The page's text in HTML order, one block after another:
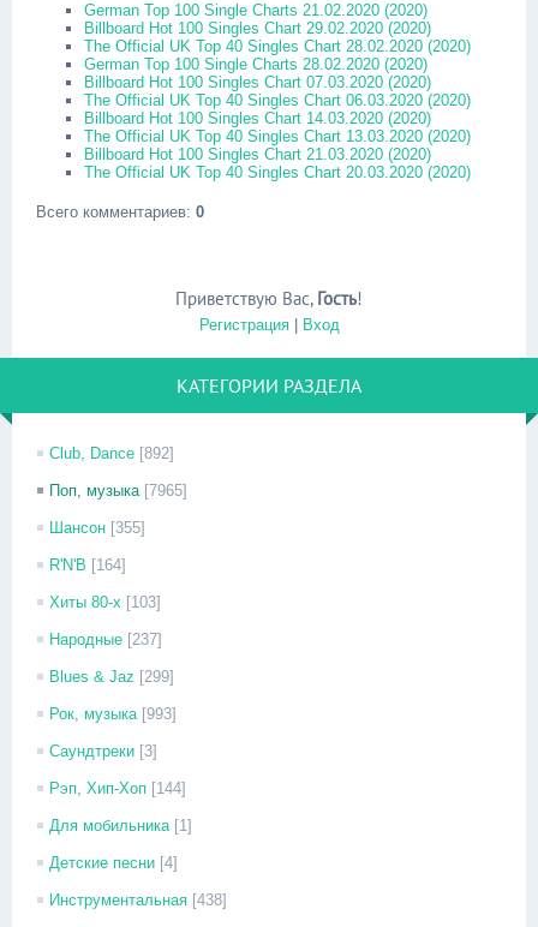
German Top 100 Single Charts 21.02.2020 (2020)
Billboard Hot 100 Singles Chart 29.02.2020 (2020)
The Official UK Top 40 Singles Chart 28.02.2020 (2020)
German Top 100 Single Charts 28.02.2020 (2020)
Billboard Hot 100 Singles Chart 07.03.2020 (2020)
The Official UK Top 40 Singles Chart 06.03.2020 (2020)
Billboard Hot 100 Singles Chart 14.03.2020 (2020)
The Official UK Top 40 Singles Chart 13.03.2020 (2020)
Billboard Hot 100 Singles Chart 21.03.2020 (2020)
The Official UK Top 40 Singles Chart 20.03.2020 (2020)
Всего комментариев: 0
Приветствую Вас, Гость!
Регистрация| Вход
КАТЕГОРИИ РАЗДЕЛА
Club, Dance [892]
Поп, музыка [7965]
Шансон [355]
R'N'B [164]
Хиты 80-х [103]
Народные [237]
Blues & Jaz [299]
Рок, музыка [993]
Саундтреки [3]
Рэп, Хип-Хоп [144]
Для мобильника [1]
Детские песни [4]
Инструментальная [438]